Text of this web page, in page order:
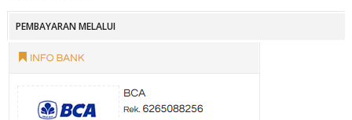
PEMBAYARAN MELALUI